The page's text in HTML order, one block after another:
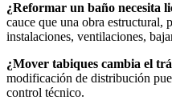
¿Reformar un baño necesita
cauce que una obra estructural,
instalaciones, ventilaciones,
¿Mover tabiques cambia el
modificación de distribución
control técnico.